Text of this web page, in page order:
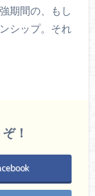
期間の、もし
シップ。それ
！